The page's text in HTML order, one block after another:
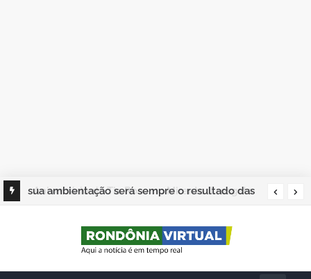
sua ambientação será sempre o resultado das